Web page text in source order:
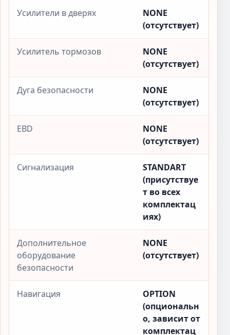
Усилители в дверях
NONE
(отсутствует)
Усилитель тормозов
NONE
(отсутствует)
Дуга безопасности
NONE
(отсутствует)
EBD
NONE
(отсутствует)
Сигнализация
STANDART
(присутствуе
т во всех
комплектац
иях)
Дополнительное
оборудование
безопасности
NONE
(отсутствует)
Навигация
OPTION
(опциональн
о, зависит от
комплектац